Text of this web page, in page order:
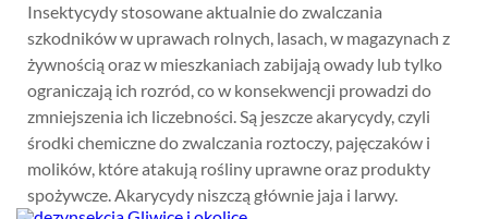
Insektycydy stosowane aktualnie do zwalczania
szkodników w uprawach rolnych, lasach, w magazynach z
żywnością oraz w mieszkaniach zabijają owady lub tylko
ograniczają ich rozród, co w konsekwencji prowadzi do
zmniejszenia ich liczebności. Są jeszcze akarycydy, czyli
środki chemiczne do zwalczania roztoczy, pajęczaków i
molików, które atakują rośliny uprawne oraz produkty
spożywcze. Akarycydy niszczą głównie jaja i larwy.